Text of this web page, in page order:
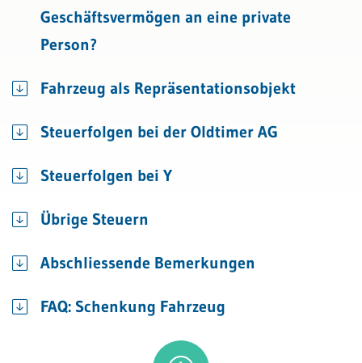
Geschäftsvermögen an eine private
Person?
Fahrzeug als Repräsentationsobjekt
Steuerfolgen bei der Oldtimer AG
Steuerfolgen bei Y
Übrige Steuern
Abschliessende Bemerkungen
FAQ: Schenkung Fahrzeug